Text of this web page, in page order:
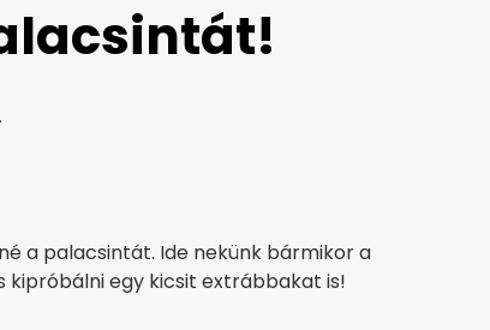
a palacsintát. Ide nekünk bármikor a
kipróbálni egy kicsit extrábbakat is!